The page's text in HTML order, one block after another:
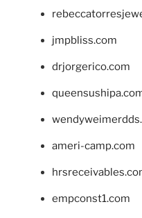
jmpbliss.com
drjorgerico.com
ameri-camp.com
empconst1.com